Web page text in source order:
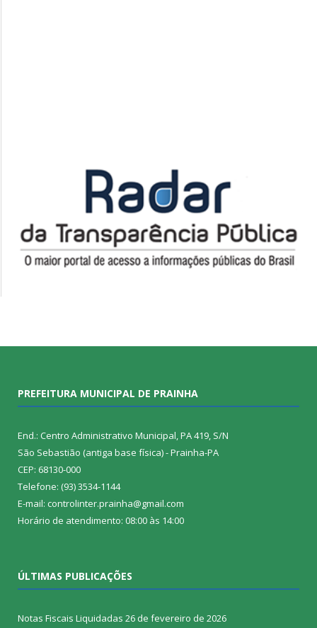
PREFEITURA MUNICIPAL DE PRAINHA
End.: Centro Administrativo Municipal, PA 419, S/N
São Sebastião (antiga base física) - Prainha-PA
CEP: 68130-000
Telefone: (93) 3534-1144
E-mail: controlinter.prainha@gmail.com
Horário de atendimento: 08:00 às 14:00
ÚLTIMAS PUBLICAÇÕES
Notas Fiscais Liquidadas 26 de fevereiro de 2026